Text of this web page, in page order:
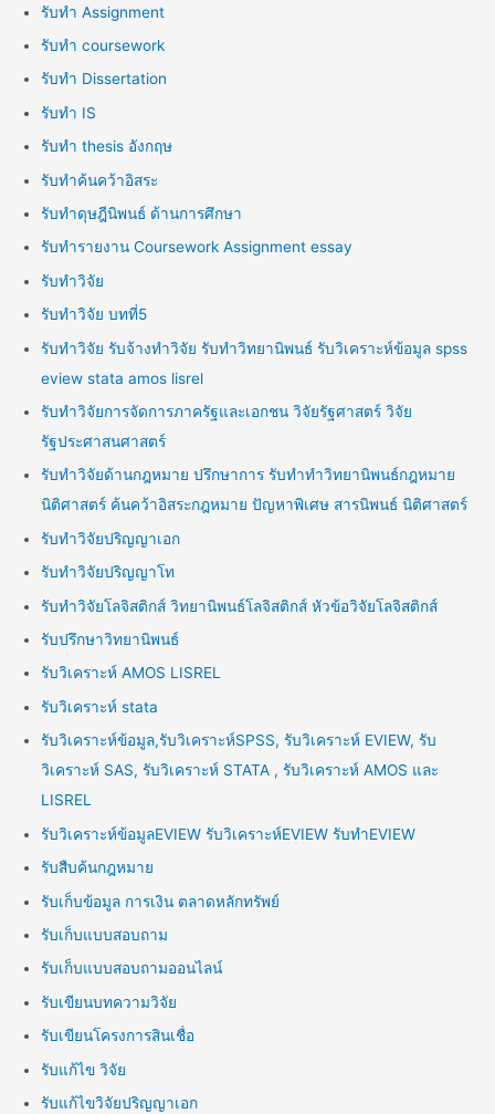
รับทำ Assignment
รับทำ coursework
รับทำ Dissertation
รับทำ IS
รับทำ thesis อังกฤษ
รับทำค้นคว้าอิสระ
รับทำดุษฎีนิพนธ์ ด้านการศึกษา
รับทำรายงาน Coursework Assignment essay
รับทำวิจัย
รับทำวิจัย บทที่5
รับทำวิจัย รับจ้างทำวิจัย รับทำวิทยานิพนธ์ รับวิเคราะห์ข้อมูล spss
eview stata amos lisrel
รับทำวิจัยการจัดการภาครัฐและเอกชน วิจัยรัฐศาสตร์ วิจัย
รัฐประศาสนศาสตร์
รับทำวิจัยด้านกฎหมาย ปรึกษาการ รับทำทำวิทยานิพนธ์กฎหมาย
นิติศาสตร์ ค้นคว้าอิสระกฎหมาย ปัญหาพิเศษ สารนิพนธ์ นิติศาสตร์
รับทำวิจัยปริญญาเอก
รับทำวิจัยปริญญาโท
รับทำวิจัยโลจิสติกส์ วิทยานิพนธ์โลจิสติกส์ หัวข้อวิจัยโลจิสติกส์
รับปรึกษาวิทยานิพนธ์
รับวิเคราะห์ AMOS LISREL
รับวิเคราะห์ stata
รับวิเคราะห์ข้อมูล,รับวิเคราะห์SPSS, รับวิเคราะห์ EVIEW, รับ
วิเคราะห์ SAS, รับวิเคราะห์ STATA , รับวิเคราะห์ AMOS และ
LISREL
รับวิเคราะห์ข้อมูลEVIEW รับวิเคราะห์EVIEW รับทำEVIEW
รับสืบค้นกฎหมาย
รับเก็บข้อมูล การเงิน ตลาดหลักทรัพย์
รับเก็บแบบสอบถาม
รับเก็บแบบสอบถามออนไลน์
รับเขียนบทความวิจัย
รับเขียนโครงการสินเชื่อ
รับแก้ไข วิจัย
รับแก้ไขวิจัยปริญญาเอก